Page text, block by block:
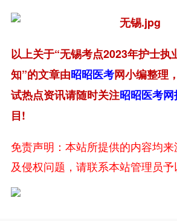
以上关于“无锡考点2023年护士执
知”的文章由昭昭医考网小编整理
试热点资讯请随时关注昭昭医考网
目!
免责声明：本站所提供的内容均
及侵权问题，请联系本站管理员予